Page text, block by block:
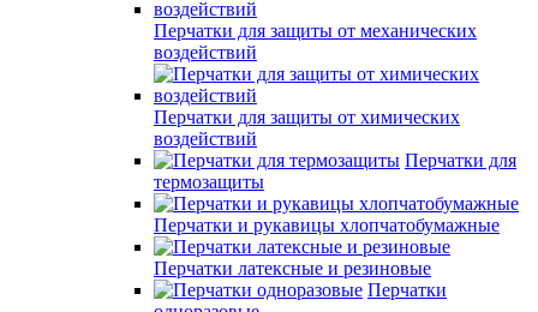
Перчатки для защиты от механических
воздействий
Перчатки для защиты от химических
воздействий
Перчатки для
термозащиты
Перчатки и рукавицы хлопчатобумажные
Перчатки латексные и резиновые
Перчатки